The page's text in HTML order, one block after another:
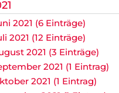
2021 (6 Einträge)
2021 (12 Einträge)
2021 (3 Einträge)
2021 (1 Eintrag)
2021 (1 Eintrag)